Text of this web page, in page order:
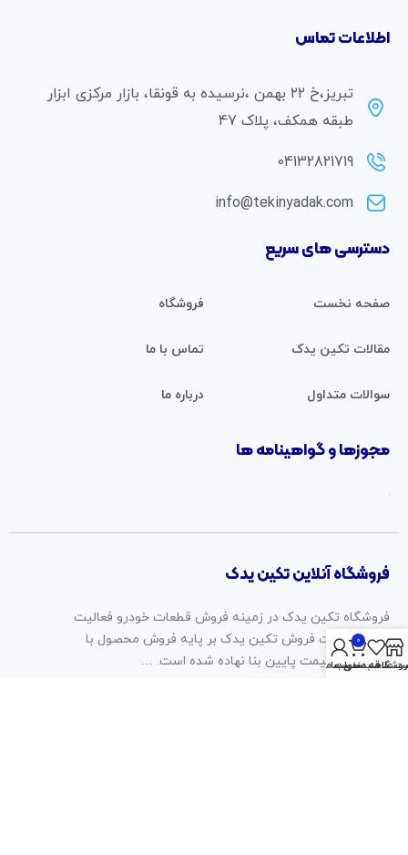
اطلاعات تماس
تبریز،خ ۲۲ بهمن ،نرسیده به قونقا، بازار مرکزی ابزار
طبقه همکف، پلاک 47
04132821719
info@tekinyadak.com
دسترسی های سریع
صفحه نخست فروشگاه
مقالات تکین یدک تماس با ما
سوالات متداول درباره ما
مجوزها و گواهینامه ها
فروشگاه آنلاین تکین یدک
فروشگاه تکین یدک در زمینه فروش قطعات خودرو فعالیت
دارد. سیاست فروش تکین یدک بر پایه فروش محصول با
کیفیت، با قیمت پایین بنا نهاده شده است. …
علاقه مندی ها
0
سبد خرید
حساب من